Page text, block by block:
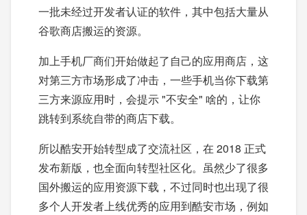
一批未经过开发者认证的软件，其中包括大量从
谷歌商店搬运的资源。
加上手机厂商们开始做起了自己的应用商店，这
对第三方市场形成了冲击，一些手机当你下载第
三方来源应用时，会提示 "不安全" 啥的，让你
跳转到系统自带的商店下载。
所以酷安开始转型成了交流社区，在 2018 正式
发布新版，也全面向转型社区化。虽然少了很多
国外搬运的应用资源下载，不过同时也出现了很
多个人开发者上线优秀的应用到酷安市场，例如